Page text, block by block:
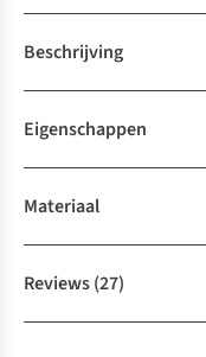
Beschrijving
Eigenschappen
Materiaal
Reviews(27)